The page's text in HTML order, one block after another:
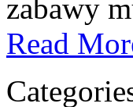
zabawy
Read